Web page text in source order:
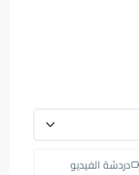
دردشة الفيديو